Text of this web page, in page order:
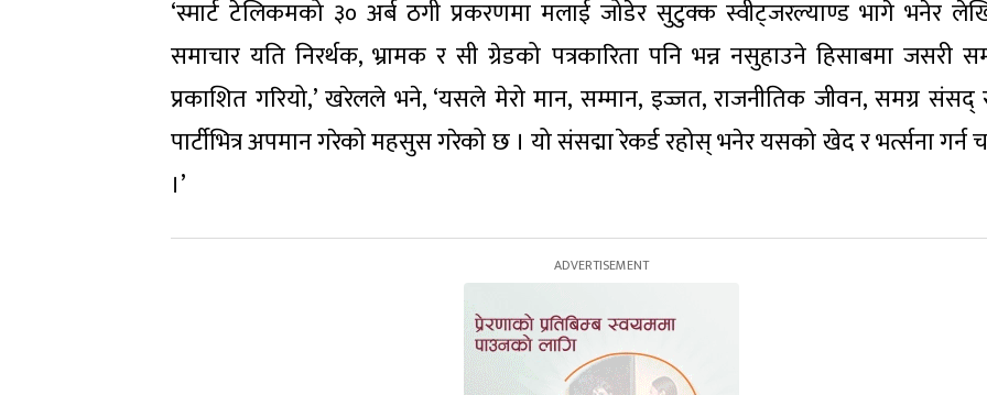
‘स्मार्ट टेलिकमको ३० अर्ब ठगी प्रकरणमा मलाई जोडेर सुटुक्क स्वीट्जरल्याण्ड भागे भनेर
समाचार यति निरर्थक, भ्रामक र सी ग्रेडको पत्रकारिता पनि भन्न नसुहाउने हिसाबमा जसरी
प्रकाशित गरियो,’ खरेलले भने, ‘यसले मेरो मान, सम्मान, इज्जत, राजनीतिक जीवन, समग्र संसद्
पार्टीभित्र अपमान गरेको महसुस गरेको छ । यो संसद्मा रेकर्ड रहोस् भनेर यसको खेद र भर्त्सना गर्न
।’